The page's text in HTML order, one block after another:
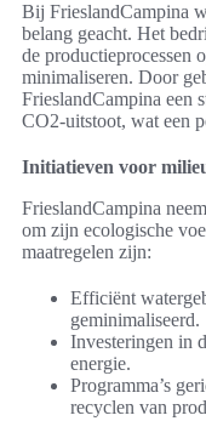
Bij FrieslandCampina
belang geacht. Het
de productieprocessen
minimaliseren. Door
FrieslandCampina een
CO2-uitstoot, wat een
Initiatieven voor
FrieslandCampina
om zijn ecologische
maatregelen zijn:
Efficiënt
geminimaliseerd.
Investeringen in
energie.
Programma’s
recyclen van